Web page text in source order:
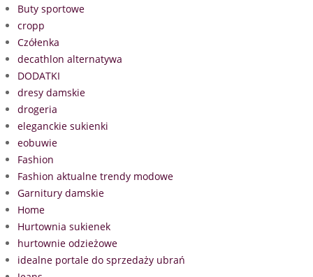
Buty sportowe
cropp
Czółenka
decathlon alternatywa
DODATKI
dresy damskie
drogeria
eleganckie sukienki
eobuwie
Fashion
Fashion aktualne trendy modowe
Garnitury damskie
Home
Hurtownia sukienek
hurtownie odzieżowe
idealne portale do sprzedaży ubrań